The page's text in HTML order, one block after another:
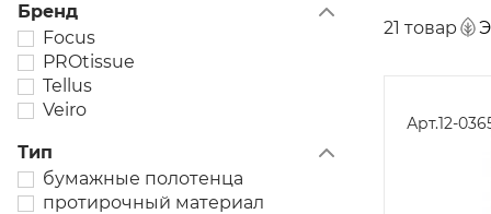
Бренд
Focus
PROtissue
Tellus
Veiro
Тип
бумажные полотенца
протирочный материал
21 товар
Арт.12-